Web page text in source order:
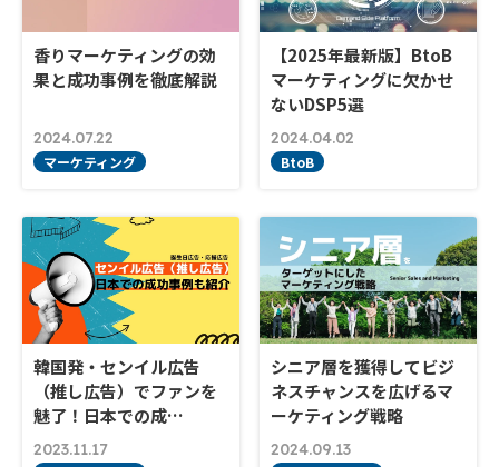
香りマーケティングの効
果と成功事例を徹底解説
2024.07.22
マーケティング
【2025年最新版】BtoB
マーケティングに欠かせ
ないDSP5選
2024.04.02
BtoB
韓国発・センイル広告
（推し広告）でファンを
魅了！日本での成…
2023.11.17
シニア層を獲得してビジ
ネスチャンスを広げるマ
ーケティング戦略
2024.09.13